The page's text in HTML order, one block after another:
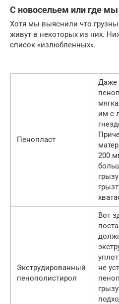
С новосельем или где
Хотя мы выяснили что грузны
живут в некоторых из них.
список «излюбленных».
Пенопласт
Даже
им с
200
Экструдированный
пенополистирол
Вот
не